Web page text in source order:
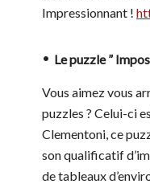
Impressionnant !
Le puzzle ”
Vous aimez vous
puzzles ? Celui-ci
Clementoni, ce
son qualificatif
de tableaux